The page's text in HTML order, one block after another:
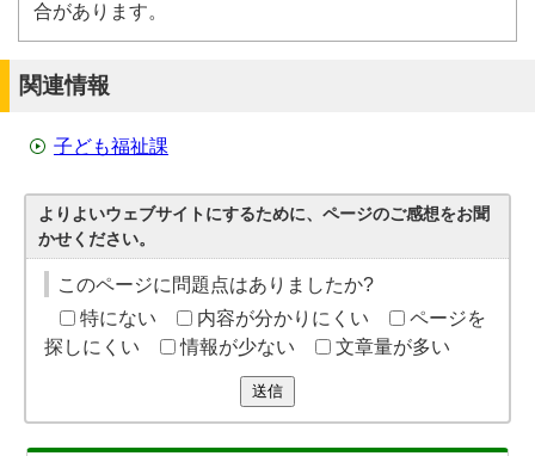
合があります。
関連情報
子ども福祉課
よりよいウェブサイトにするために、ページのご感想をお聞
かせください。
このページに問題点はありましたか?
特にない
内容が分かりにくい
ページを
探しにくい
情報が少ない 文章量が多い
送信